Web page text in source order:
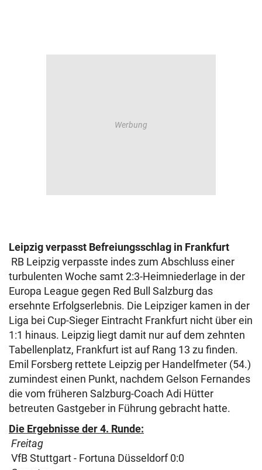
Leipzig verpasst Befreiungsschlag in Frankfurt
RB Leipzig verpasste indes zum Abschluss einer
turbulenten Woche samt 2:3-Heimniederlage in der
Europa League gegen Red Bull Salzburg das
ersehnte Erfolgserlebnis. Die Leipziger kamen in der
Liga bei Cup-Sieger Eintracht Frankfurt nicht über ein
1:1 hinaus. Leipzig liegt damit nur auf dem zehnten
Tabellenplatz, Frankfurt ist auf Rang 13 zu finden.
Emil Forsberg rettete Leipzig per Handelfmeter (54.)
zumindest einen Punkt, nachdem Gelson Fernandes
die vom früheren Salzburg-Coach Adi Hütter
betreuten Gastgeber in Führung gebracht hatte.
Die Ergebnisse der4. Runde:
Freitag
VfB Stuttgart - Fortuna Düsseldorf 0:0